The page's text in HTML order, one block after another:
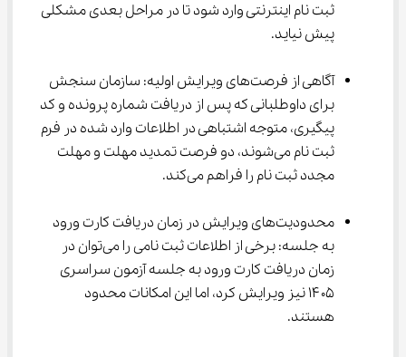
ثبت نام اینترنتی وارد شود تا در مراحل بعدی مشکلی
پیش نیاید.
آگاهی از فرصت‌های ویرایش اولیه: سازمان سنجش
برای داوطلبانی که پس از دریافت شماره پرونده و کد
پیگیری، متوجه اشتباهی در اطلاعات وارد شده در فرم
ثبت نام می‌شوند، دو فرصت تمدید مهلت و مهلت
مجدد ثبت نام را فراهم می‌کند.
محدودیت‌های ویرایش در زمان دریافت کارت ورود
به جلسه: برخی از اطلاعات ثبت نامی را می‌توان در
زمان دریافت کارت ورود به جلسه آزمون سراسری
۱۴۰۵ نیز ویرایش کرد، اما این امکانات محدود
هستند.